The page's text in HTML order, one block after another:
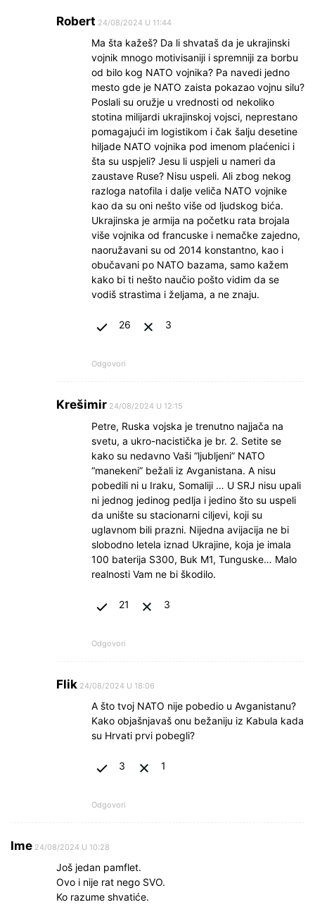
Robert 24/08/2024 U 11:44
Ma šta kažeš? Da li shvataš da je ukrajinski
vojnik mnogo motivisaniji i spremniji za borbu
od bilo kog NATO vojnika? Pa navedi jedno
mesto gde je NATO zaista pokazao vojnu silu?
Poslali su oružje u vrednosti od nekoliko
stotina milijardi ukrajinskoj vojsci, neprestano
pomagajući im logistikom i čak šalju desetine
hiljade NATO vojnika pod imenom plaćenici i
šta su uspjeli? Jesu li uspjeli u nameri da
zaustave Ruse? Nisu uspeli. Ali zbog nekog
razloga natofila i dalje veliča NATO vojnike
kao da su oni nešto više od ljudskog bića.
Ukrajinska je armija na početku rata brojala
više vojnika od francuske i nemačke zajedno,
naoružavani su od 2014 konstantno, kao i
obučavani po NATO bazama, samo kažem
kako bi ti nešto naučio pošto vidim da se
vodiš strastima i željama, a ne znaju.
26 3
Odgovori
Krešimir 24/08/2024 U 12:15
Petre, Ruska vojska je trenutno najjača na
svetu, a ukro-nacistička je br. 2. Setite se
kako su nedavno Vaši “ljubljeni” NATO
“manekeni” bežali iz Avganistana. A nisu
pobedili ni u Iraku, Somaliji … U SRJ nisu upali
ni jednog jedinog pedlja i jedino što su uspeli
da unište su stacionarni ciljevi, koji su
uglavnom bili prazni. Nijedna avijacija ne bi
slobodno letela iznad Ukrajine, koja je imala
100 baterija S300, Buk M1, Tunguske… Malo
realnosti Vam ne bi škodilo.
21 3
Odgovori
Flik 24/08/2024 U 18:06
A što tvoj NATO nije pobedio u Avganistanu?
Kako objašnjavaš onu bežaniju iz Kabula kada
su Hrvati prvi pobegli?
3 1
Odgovori
Ime 24/08/2024 U 10:28
Još jedan pamflet.
Ovo i nije rat nego SVO.
Ko razume shvatiće.